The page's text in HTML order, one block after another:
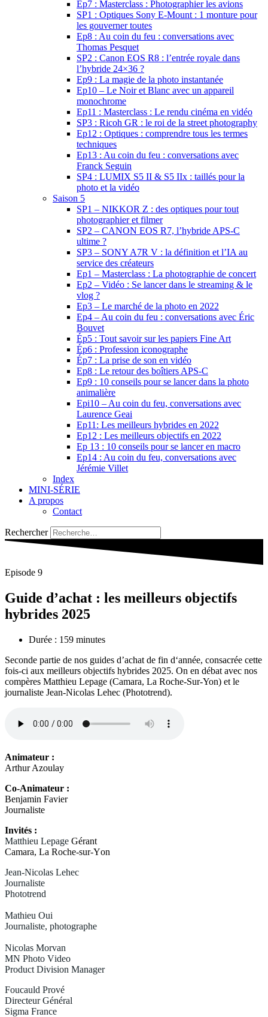
Ep7 : Masterclass : Photographier les avions
SP1 : Optiques Sony E-Mount : 1 monture pour
les gouverner toutes
Ep8 : Au coin du feu : conversations avec
Thomas Pesquet
SP2 : Canon EOS R8 : l’entrée royale dans
l’hybride 24×36 ?
Ep9 : La magie de la photo instantanée
Ep10 – Le Noir et Blanc avec un appareil
monochrome
Ep11 : Masterclass : Le rendu cinéma en vidéo
SP3 : Ricoh GR : le roi de la street photography
Ep12 : Optiques : comprendre tous les termes
techniques
Ep13 : Au coin du feu : conversations avec
Franck Seguin
SP4 : LUMIX S5 II & S5 IIx : taillés pour la
photo et la vidéo
Saison 5
SP1 – NIKKOR Z : des optiques pour tout
photographier et filmer
SP2 – CANON EOS R7, l’hybride APS-C
ultime ?
SP3 – SONY A7R V : la définition et l’IA au
service des créateurs
Ep1 – Masterclass : La photographie de concert
Ep2 – Vidéo : Se lancer dans le streaming & le
vlog ?
Ep3 – Le marché de la photo en 2022
Ep4 – Au coin du feu : conversations avec Éric
Bouvet
Ép5 : Tout savoir sur les papiers Fine Art
Ép6 : Profession iconographe
Ép7 : La prise de son en vidéo
Ep8 : Le retour des boîtiers APS-C
Ep9 : 10 conseils pour se lancer dans la photo
animalière
Epi10 – Au coin du feu, conversations avec
Laurence Geai
Ep11: Les meilleurs hybrides en 2022
Ep12 : Les meilleurs objectifs en 2022
Ep 13 : 10 conseils pour se lancer en macro
Ep14 : Au coin du feu, conversations avec
Jérémie Villet
Index
MINI-SÉRIE
A propos
Contact
Rechercher
Episode 9
Guide d’achat : les meilleurs objectifs
hybrides 2025
Durée : 159 minutes
Seconde partie de nos guides d’achat de fin d‘année, consacrée cette
fois-ci aux meilleurs objectifs hybrides 2025. On en débat avec nos
compères Matthieu Lepage (Camara, La Roche-Sur-Yon) et le
journaliste Jean-Nicolas Lehec (Phototrend).
Animateur :
Arthur Azoulay
Co-Animateur :
Benjamin Favier
Journaliste
Invités :
Matthieu Lepage Gérant
Camara, La Roche-sur-Yon
Jean-Nicolas Lehec
Journaliste
Phototrend
Mathieu Oui
Journaliste, photographe
Nicolas Morvan
MN Photo Video
Product Division Manager
Foucauld Prové
Directeur Général
Sigma France